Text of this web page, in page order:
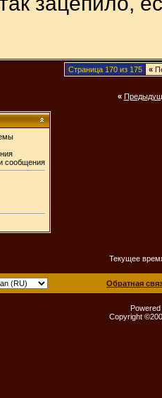
Страница 170 из 175 «
«
сообщения
Текущее
Обратная
Copyright